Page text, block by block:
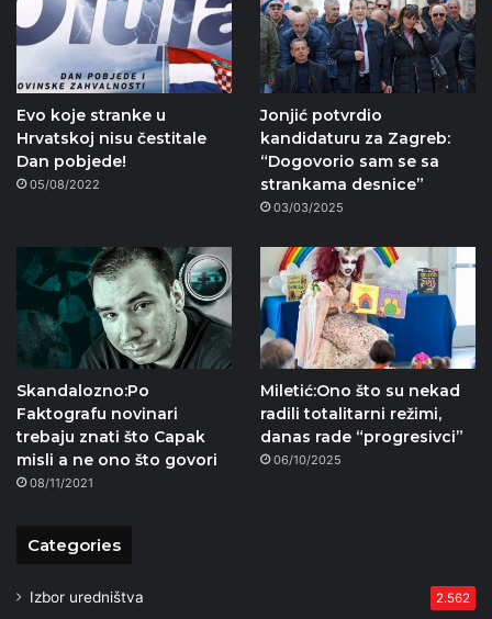
Evo koje stranke u
Hrvatskoj nisu čestitale
Dan pobjede!
05/08/2022
Jonjić potvrdio
kandidaturu za Zagreb:
“Dogovorio sam se sa
strankama desnice”
03/03/2025
Skandalozno:Po
Faktografu novinari
trebaju znati što Capak
misli a ne ono što govori
08/11/2021
Miletić:Ono što su nekad
radili totalitarni režimi,
danas rade “progresivci”
06/10/2025
Categories
Izbor uredništva 2.562